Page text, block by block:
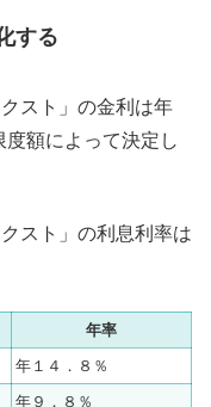
する
スト」の金利は年
額によって決定し
スト」の利息利率は
年率
年１４．８％
年９．８％